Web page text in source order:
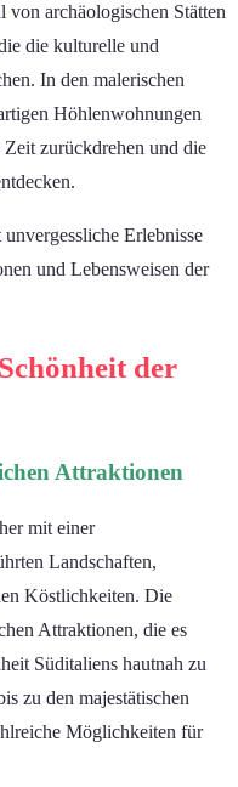
archäologischen Stätten
die kulturelle und
In den malerischen
Höhlenwohnungen
zurückdrehen und die
Erlebnisse
und Lebensweisen der
der
Attraktionen
mit einer
Landschaften,
Köstlichkeiten. Die
Attraktionen, die es
Süditaliens hautnah zu
zu den majestätischen
Möglichkeiten für